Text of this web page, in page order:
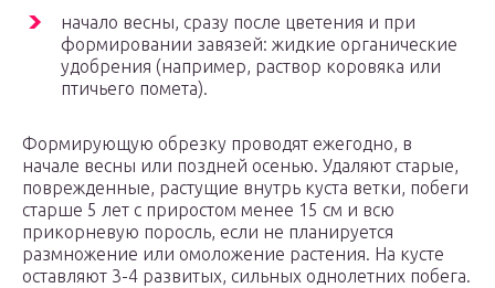
начало весны, сразу после цветения и при
формировании завязей: жидкие органические
удобрения (например, раствор коровяка или
птичьего помета).
Формирующую обрезку проводят ежегодно, в
начале весны или поздней осенью. Удаляют старые,
поврежденные, растущие внутрь куста ветки, побеги
старше 5 лет с приростом менее 15 см и всю
прикорневую поросль, если не планируется
размножение или омоложение растения. На кусте
оставляют 3-4 развитых, сильных однолетних побега.